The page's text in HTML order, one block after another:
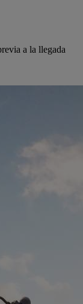
a la llegada